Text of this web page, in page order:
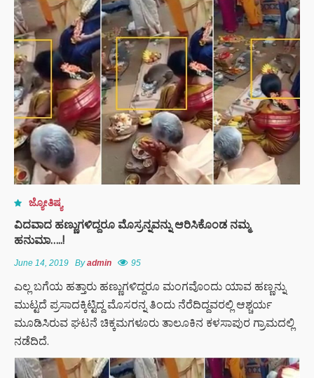
ಜ್ಯೋತಿಷ್ಯ
ವಿದವಾದ ಹಣ್ಣುಗಳಿದ್ದರೂ ಮೊಸ್ರನ್ನವನ್ನು ಆರಿಸಿಕೊಂಡ ನಮ್ಮ
ಹನುಮಾ…..!
June 14, 2019 Byadmin 95
ಎಲ್ಲ ಬಗೆಯ ಹತ್ತಾರು ಹಣ್ಣುಗಳಿದ್ದರೂ ಮಂಗವೊಂದು ಯಾವ ಹಣ್ಣನ್ನು
ಮುಟ್ಟದೆ ಪ್ರಸಾದಕ್ಕಿಟ್ಟಿದ್ದ ಮೊಸರನ್ನ ತಿಂದು ನೆರೆದಿದ್ದವರಲ್ಲಿ ಆಶ್ಚರ್ಯ
ಮೂಡಿಸಿರುವ ಘಟನೆ ಚಿಕ್ಕಮಗಳೂರು ತಾಲೂಕಿನ ಕಳಸಾಪುರ ಗ್ರಾಮದಲ್ಲಿ
ನಡೆದಿದೆ.